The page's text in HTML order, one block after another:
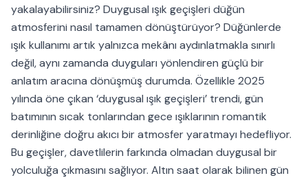
yakalayabilirsiniz? Duygusal ışık geçişleri düğün
atmosferini nasıl tamamen dönüştürüyor? Düğünlerde
ışık kullanımı artık yalnızca mekânı aydınlatmakla sınırlı
değil, aynı zamanda duyguları yönlendiren güçlü bir
anlatım aracına dönüşmüş durumda. Özellikle 2025
yılında öne çıkan ‘duygusal ışık geçişleri’ trendi, gün
batımının sıcak tonlarından gece ışıklarının romantik
derinliğine doğru akıcı bir atmosfer yaratmayı hedefliyor.
Bu geçişler, davetlilerin farkında olmadan duygusal bir
yolculuğa çıkmasını sağlıyor. Altın saat olarak bilinen gün